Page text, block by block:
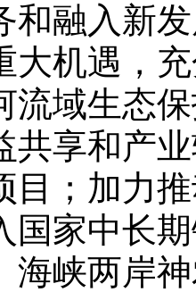
和融入新
大机遇，
流域生态
共享和产
目；加力
国家中长
海峡两岸